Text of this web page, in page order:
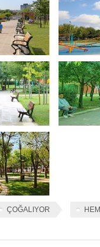
ÇOĞALIYOR HEM